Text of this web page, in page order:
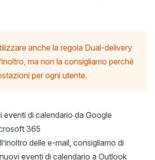
anche la regola Dual-delivery
ma non la consigliamo perché
per ogni utente.
eventi di calendario da Google
365
delle e-mail, consigliamo di
eventi di calendario a Outlook